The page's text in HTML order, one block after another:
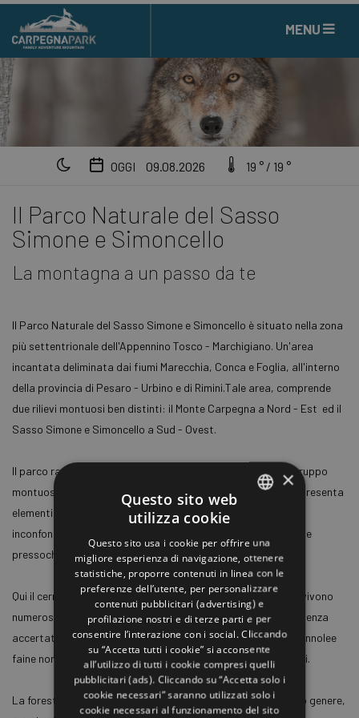
MENU
OGGI 09.08.2026 19 ° / 19 °
Il Parco Naturale del Sasso
Simone e Simoncello
La montagna a un passo da te
Il Parco Naturale del Sasso Simone e Simoncello è situato nella zona
più settentrionale dell'Appennino Tosco - Marchigiano. Un'area
incantata deliminata dai fiumi Marecchia, Conca e Foglia, all'interno
della provincia di Pesaro - Urbino e di Rimini.Tale area, comprende
due rilievi montuosi ben distinti: il Monte Carpegna a Nord - Est ed il
Sasso Simone e Simoncello a Sud - Ovest.
Il parco racchiude una vasta area boscosa che circonda il gruppo
montuoso del Sasso Simone e Simocello la cui vegetazione presenta
elementi di grande pregio. I profili delle due montagne sono
inconfondibili e aggiungono un fascino immenso a un ambiente
pressochè incantato.
Qui il cerro è l'albero che domina la vasta foresta. Nel parco vivono
numerose specie di fauna selvatica, tra i carnivori vi è la presenza
accertata del lupo, il gatto selvatico e la volpe, ma tassi, donnolee
faine non mancano, come pure caprioli, ricci, scoiattoli e ghiri.
La foresta vive ancora immutata in un paradiso unico nel suo genere,
ENGLISH
GERMAN
FRENCH
RUSSIAN
SPANISH
×
Questo sito web
utilizza cookie
Questo sito usa i cookie per offrire una
migliore esperienza di navigazione, ottenere
statistiche, proporre contenuti in linea con le
preferenze dell’utente, per personalizzare
contenuti pubblicitari (advertising) e
profilazione nostri e di terze parti e per
consentire l’interazione con i social. Cliccando
su “Accetta tutti i cookie” si acconsente
all’utilizzo di tutti i cookie compresi quelli
pubblicitari (ads). Cliccando su “Accetta solo i
cookie necessari” saranno utilizzati solo i
cookie necessari al funzionamento del sito